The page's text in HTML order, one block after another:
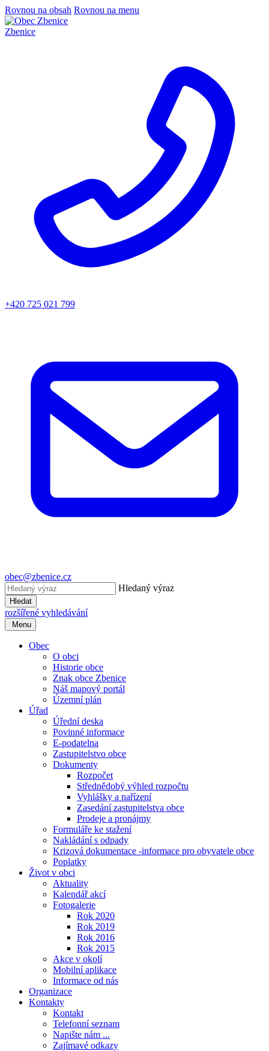
Rovnou na obsah Rovnou na menu
Zbenice
+420 725 021 799
obec@zbenice.cz
Hledaný výraz
Hledat
rozšířené vyhledávání
Menu
Obec
O obci
Historie obce
Znak obce Zbenice
Náš mapový portál
Územní plán
Úřad
Úřední deska
Povinné informace
E-podatelna
Zastupitelstvo obce
Dokumenty
Rozpočet
Střednědobý výhled rozpočtu
Vyhlášky a nařízení
Zasedání zastupitelstva obce
Prodeje a pronájmy
Formuláře ke stažení
Nakládání s odpady
Krizová dokumentace -informace pro obyvatele obce
Poplatky
Život v obci
Aktuality
Kalendář akcí
Fotogalerie
Rok 2020
Rok 2019
Rok 2016
Rok 2015
Akce v okolí
Mobilní aplikace
Informace od nás
Organizace
Kontakty
Kontakt
Telefonní seznam
Napište nám ...
Zajímavé odkazy